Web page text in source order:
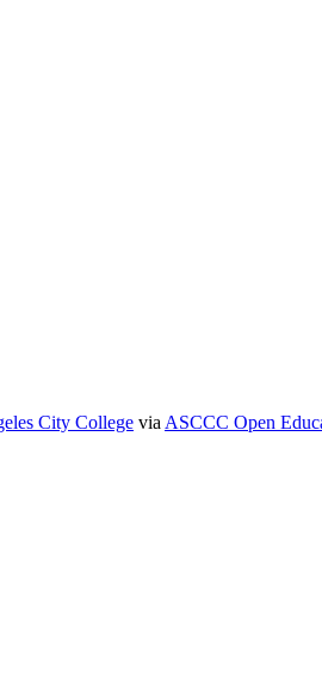
City College via ASCCC Open